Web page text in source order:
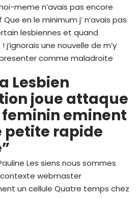
meme n’avais pas encore
en le minimum j’ n’avais pas
lesbiennes et quand
!j’ignorais une nouvelle de m’y
comme maladroite
Lesbien
joue attaque
eminent
petite rapide
Les siens nous sommes
contexte webmaster
un cellule Quatre temps chez